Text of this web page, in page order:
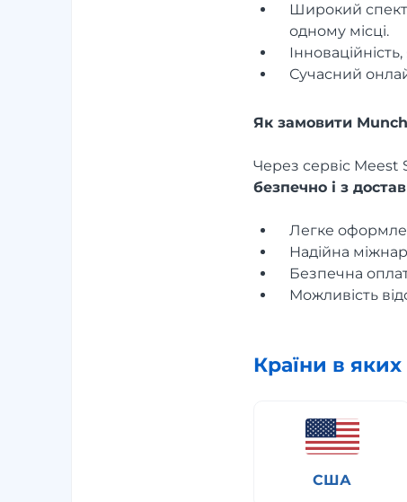
Широкий
одному місці.
Сучасний
Як замовити
Через сервіс
безпечно і з
Легке
Надійна
Безпечна
Можливість
Країни в
США